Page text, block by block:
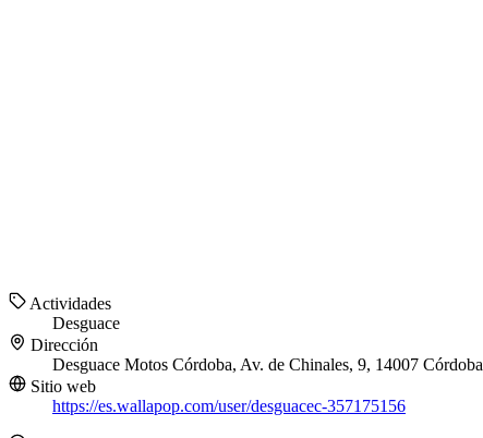
Actividades
Desguace
Dirección
Desguace Motos Córdoba, Av. de Chinales, 9, 14007 Córdoba
Sitio web
https://es.wallapop.com/user/desguacec-357175156